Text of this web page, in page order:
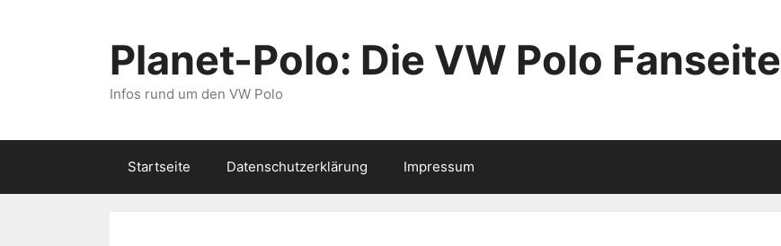
Planet-Polo: Die VW Polo Fanseite
Infos rund um den VW Polo
Startseite Datenschutzerklärung Impressum